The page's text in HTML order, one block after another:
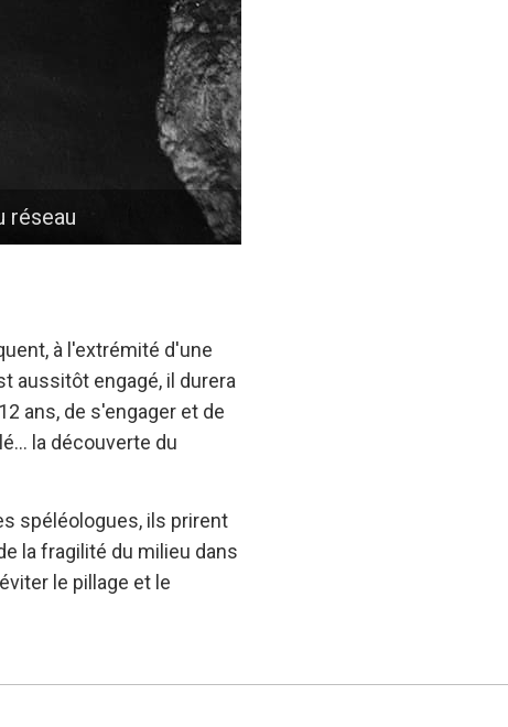
réseau
à l'extrémité d'une
aussitôt engagé, il durera
ans, de s'engager et de
la découverte du
spéléologues, ils prirent
la fragilité du milieu dans
le pillage et le